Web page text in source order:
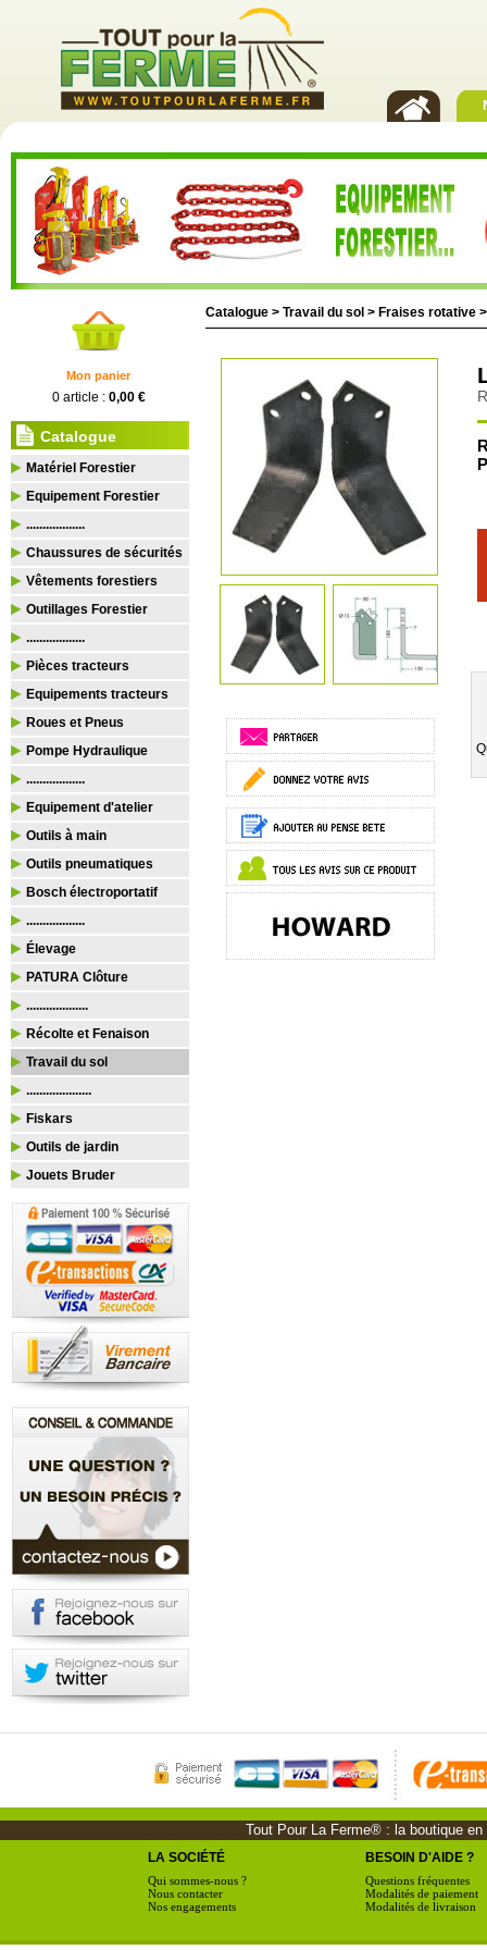
Mon panier
0 article : 0,00 €
Catalogue
Matériel Forestier
Equipement Forestier
..................
Chaussures de sécurités
Vêtements forestiers
Outillages Forestier
..................
Pièces tracteurs
Equipements tracteurs
Roues et Pneus
Pompe Hydraulique
..................
Equipement d'atelier
Outils à main
Outils pneumatiques
Bosch électroportatif
..................
Élevage
PATURA Clôture
...................
Récolte et Fenaison
Travail du sol
....................
Fiskars
Outils de jardin
Jouets Bruder
Catalogue > Travail du sol > Fraises rotative
Tout Pour La Ferme® : la boutique
LA SOCIÉTÉ
Qui sommes-nous ?
Nous contacter
Nos engagements
BESOIN D'AIDE ?
Questions fréquentes
Modalités de paiement
Modalités de livraison